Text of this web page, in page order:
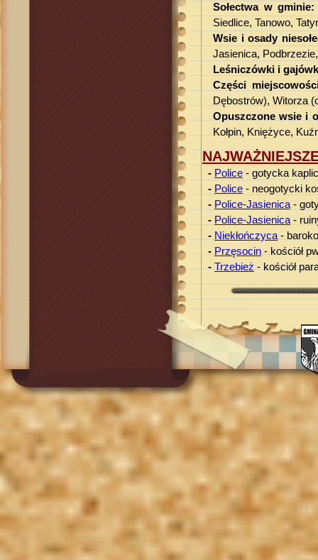
Sołectwa w gminie:
Siedlice, Tanowo,
Wsie i osady
Jasienica,
Leśniczówki i
Części
Dębostrów), Witorza
Opuszczone wsie i
Kołpin, Kniężyce,
- Police - gotycka
- Police - neogotycki
- Police-Jasienica -
- Police-Jasienica -
- Niekłończyca -
- Przęsocin - kościół
- Trzebież- kościół